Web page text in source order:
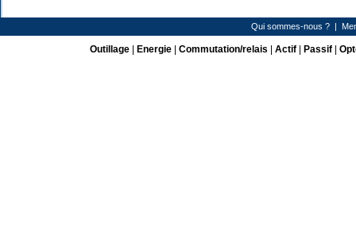
Qui sommes-nous ?|
Outillage| Energie| Commutation/relais Actif| Passif|